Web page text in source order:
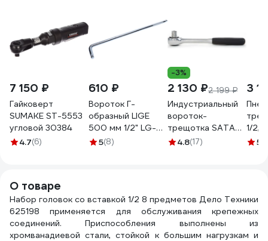
7 150 ₽
Гайковерт
SUMAKE ST-5553
угловой 30384
4.7(6)
610 ₽
Вороток Г-
образный LIGE
500 мм 1/2" LG-
7720 308374
5(8)
-3%
2 130 ₽2 199 ₽
Индустриальный
вороток-
трещотка SATA
1/2" DR 60 зубьев
нагрузки. 13901
4.8(17)
3
1/2,
5
О товаре
Набор головок со вставкой 1/2 8 предметов Дело Техники
625198 применяется для обслуживания крепежных
соединений. Приспособления выполнены из
хромванадиевой стали, стойкой к большим нагрузкам и